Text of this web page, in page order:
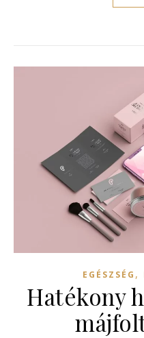
EGÉSZSÉG ,
Hatékony